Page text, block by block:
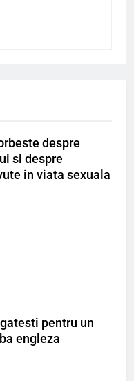
despre
si despre
in viata sexuala
pentru un
engleza